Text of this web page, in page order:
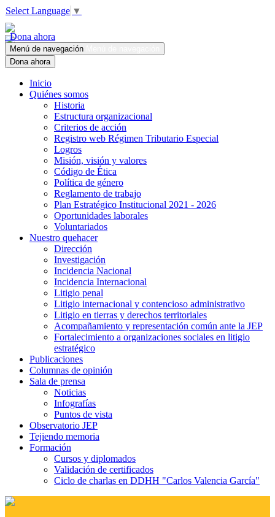
Select Language ▼
Dona ahora
Menú de navegación
Dona ahora
Inicio
Quiénes somos
Historia
Estructura organizacional
Criterios de acción
Registro web Régimen Tributario Especial
Logros
Misión, visión y valores
Código de Ética
Política de género
Reglamento de trabajo
Plan Estratégico Institucional 2021 - 2026
Oportunidades laborales
Voluntariados
Nuestro quehacer
Dirección
Investigación
Incidencia Nacional
Incidencia Internacional
Litigio penal
Litigio internacional y contencioso administrativo
Litigio en tierras y derechos territoriales
Acompañamiento y representación común ante la JEP
Fortalecimiento a organizaciones sociales en litigio
estratégico
Publicaciones
Columnas de opinión
Sala de prensa
Noticias
Infografías
Puntos de vista
Observatorio JEP
Tejiendo memoria
Formación
Cursos y diplomados
Validación de certificados
Ciclo de charlas en DDHH "Carlos Valencia García"